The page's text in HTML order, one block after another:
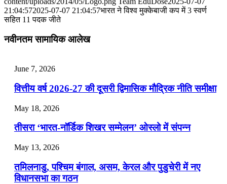
📝 डेली करेंट अफेयर्स: 28-31 जुलाई 2026
July 25, 2026
📝 डेली करेंट अफेयर्स: 22-24 जुलाई 2026
July 22, 2026
📝 डेली करेंट अफेयर्स: 19-21 जुलाई 2026
July 19, 2026
📝 डेली करेंट अफेयर्स: 16-18 जुलाई 2026
21:04:572025-07-07 21:04:57भारत ने विश्व मुक्केबाजी कप में 3 स्वर्ण
सहित 11 पदक जीते
नवीनतम सामायिक आलेख
June 7, 2026
वित्तीय वर्ष 2026-27 की दूसरी द्विमासिक मौद्रिक नीति समीक्षा
May 18, 2026
तीसरा ‘भारत-नॉर्डिक शिखर सम्मेलन’ ओस्लो में संपन्न
May 13, 2026
तमिलनाडु, पश्चिम बंगाल, असम, केरल और पुडुचेरी में नए
विधानसभा का गठन